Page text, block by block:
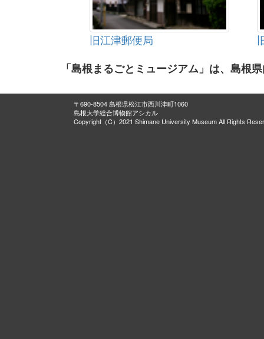
旧江津郵便局
「島根まるごとミュージアム」は、島根
〒690-8504 島根県松江市西川津町1060
島根大学総合博物館アシカル
Copyright（C）2021 Shimane University Museum All Rights